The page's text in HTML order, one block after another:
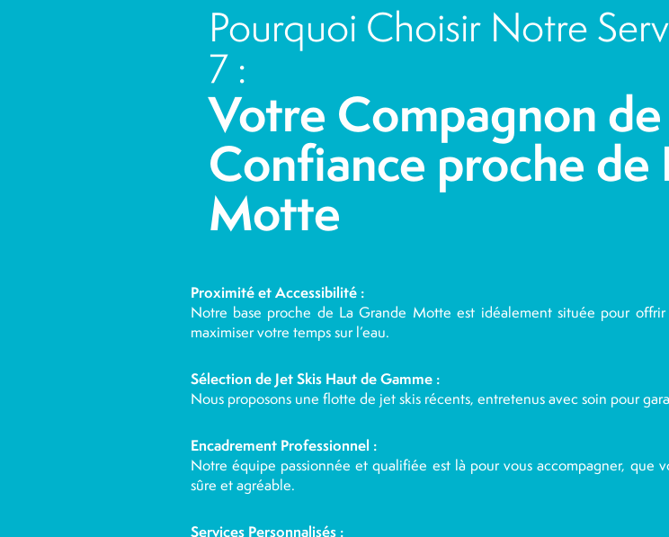
Pourquoi Choisir Notre
7 :
Votre Compagnon de
Confiance proche de
Motte
Proximité et Accessibilité :
Notre base proche de La Grande Motte est idéalement située pour
maximiser votre temps sur l’eau.
Sélection de Jet Skis Haut de Gamme :
Nous proposons une flotte de jet skis récents, entretenus avec soin pour
Encadrement Professionnel :
Notre équipe passionnée et qualifiée est là pour vous accompagner, que
sûre et agréable.
Services Personnalisés :